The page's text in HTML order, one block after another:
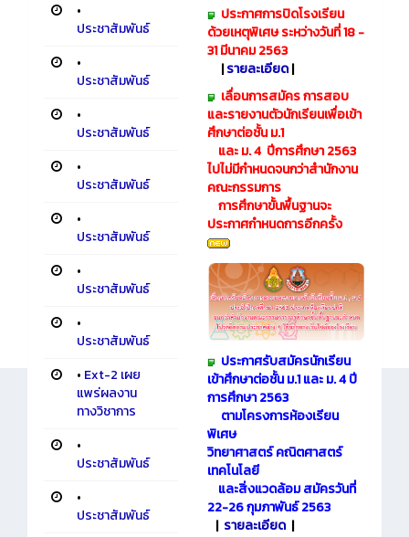
•
ประชาสัมพันธ์
•
ประชาสัมพันธ์
•
ประชาสัมพันธ์
•
ประชาสัมพันธ์
•
ประชาสัมพันธ์
•
ประชาสัมพันธ์
•
ประชาสัมพันธ์
• Ext-2 เผย
แพร่ผลงาน
ทางวิชาการ
•
ประชาสัมพันธ์
•
ประชาสัมพันธ์
ประกาศการปิดโรงเรียน
ด้วยเหตุพิเศษ ระหว่างวันที่ 18 -
31 มีนาคม 2563
|รายละเอียด|
เลื่อนการสมัคร การสอบ
และรายงานตัวนักเรียนเพื่อเข้า
ศึกษาต่อชั้น ม.1
และ ม. 4 ปีการศึกษา 2563
ไปไม่มีกำหนดจนกว่าสำนักงาน
คณะกรรมการ
การศึกษาขั้นพื้นฐานจะ
ประกาศกำหนดการอีกครั้ง
ประกาศรับสมัครนักเรียน
เข้าศึกษาต่อชั้น ม.1 และ ม. 4 ปี
การศึกษา 2563
ตามโครงการห้องเรียน
พิเศษ
วิทยาศาสตร์คณิตศาสตร์
เทคโนโลยี
และสิ่งแวดล้อมสมัครวันที่
22-26 กุมภาพันธ์ 2563
| รายละเอียด|